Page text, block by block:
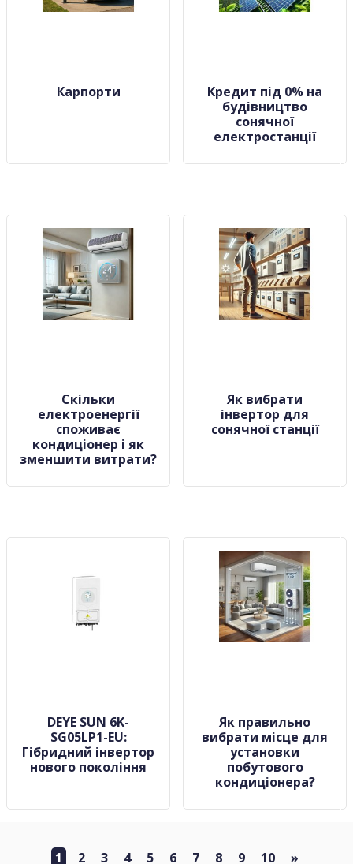
Карпорти
Кредит під 0% на
будівництво
сонячної
електростанції
Скільки
електроенергії
споживає
кондиціонер і як
зменшити витрати?
Як вибрати
інвертор для
сонячної станції
DEYE SUN 6K-
SG05LP1-EU:
Гібридний інвертор
нового покоління
Як правильно
вибрати місце для
установки
побутового
кондиціонера?
1 2 3 4 5 6 7 8 9 10 »